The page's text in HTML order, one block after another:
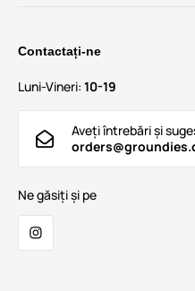
Contactați-ne
Luni-Vineri: 10-19
Aveți întrebări și
Ne găsiți și pe